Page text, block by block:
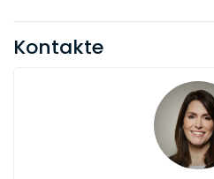
Kontakte